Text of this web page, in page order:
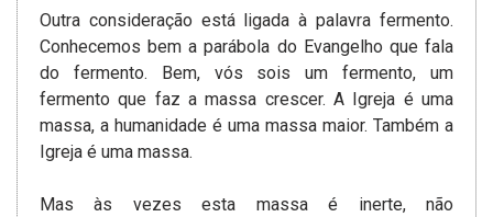
Outra consideração está ligada à palavra fermento.
Conhecemos bem a parábola do Evangelho que fala
do fermento. Bem, vós sois um fermento, um
fermento que faz a massa crescer. A Igreja é uma
massa, a humanidade é uma massa maior. Também a
Igreja é uma massa.
Mas às vezes esta massa é inerte, não